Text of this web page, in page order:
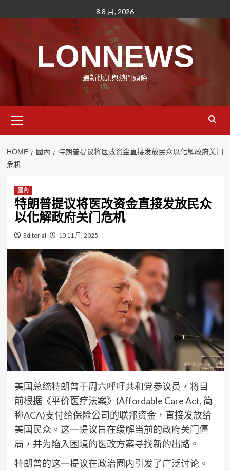
to
8 8 月, 2026
LONNEWS
最新快訊與熱門頭條
Menu
HOME 國內
特朗普提议将医改资金直接发放民众以化解政府关门
危机
國內
特朗普提议将医改资金直接发放民众
以化解政府关门危机
Editorial 10 11 月, 2025
美国总统特朗普于周六呼吁共和党参议员，将目
前根据《平价医疗法案》(Affordable Care Act, 简
称ACA)支付给保险公司的联邦资金，直接发放给
美国民众。这一提议旨在缓解当前的政府关门僵
局，并为陷入困境的医改方案寻找新的出路。
特朗普的这一提议在政治圈内引发了广泛讨论。